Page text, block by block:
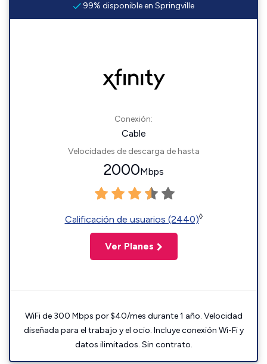
99% disponible en Springville
Conexión:
Cable
Velocidades de descarga de hasta
2000Mbps
Calificación de usuarios (2440)◊
Ver Planes
WiFi de 300 Mbps por $40/mes durante 1 año. Velocidad
diseñada para el trabajo y el ocio. Incluye conexión Wi-Fi y
datos ilimitados. Sin contrato.